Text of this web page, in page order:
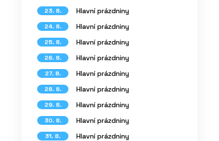
23. 8. Hlavní prázdniny
24. 8. Hlavní prázdniny
25. 8. Hlavní prázdniny
26. 8. Hlavní prázdniny
27. 8. Hlavní prázdniny
28. 8. Hlavní prázdniny
29. 8. Hlavní prázdniny
30. 8. Hlavní prázdniny
31. 8. Hlavní prázdniny